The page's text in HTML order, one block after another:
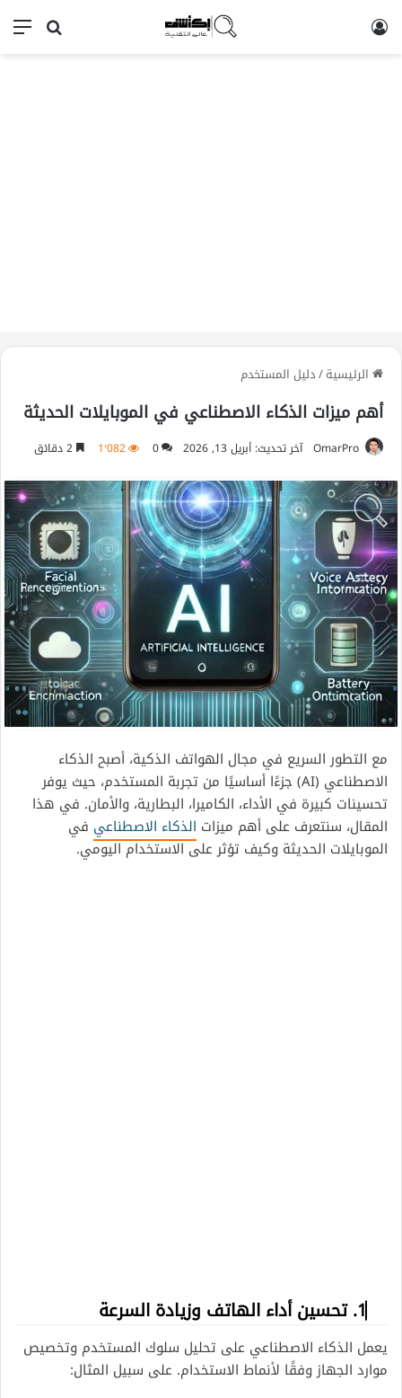
بحث عن
الرئيسية/دليل المستخدم
أهم ميزات الذكاء الاصطناعي في الموبايلات الحديثة
OmarPro آخر تحديث: أبريل 13, 2026 0 1٬082
مع التطور السريع في مجال الهواتف الذكية، أصبح الذكاء
الاصطناعي (AI) جزءًا أساسيًا من تجربة المستخدم، حيث يوفر
تحسينات كبيرة في الأداء، الكاميرا، البطارية، والأمان. في هذا
المقال، سنتعرف على أهم ميزات الذكاء الاصطناعي في
الموبايلات الحديثة وكيف تؤثر على الاستخدام اليومي.
1. تحسين أداء الهاتف وزيادة السرعة
يعمل الذكاء الاصطناعي على تحليل سلوك المستخدم وتخصيص
موارد الجهاز وفقًا لأنماط الاستخدام. على سبيل المثال: